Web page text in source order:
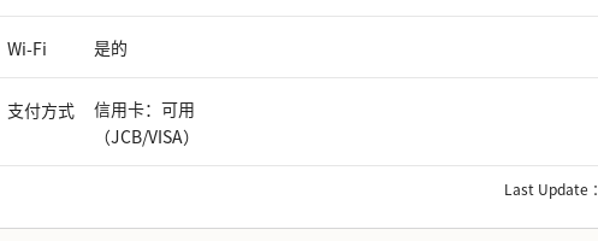
Wi-Fi 是的
支付方式
信用卡：可用
（JCB/VISA）
Last Update ：